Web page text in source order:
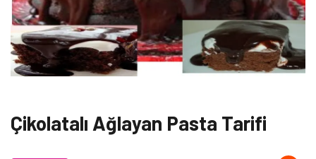
Çikolatalı Ağlayan Pasta Tarifi